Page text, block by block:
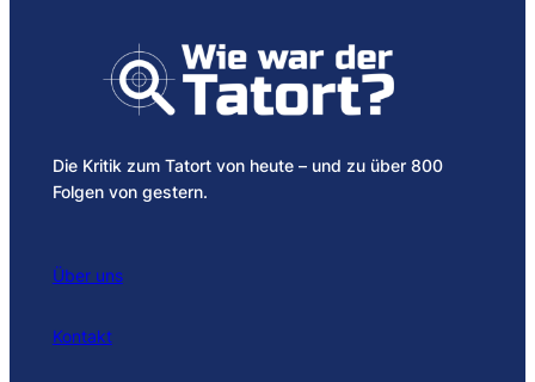
Die Kritik zum Tatort von heute – und zu über 800
Folgen von gestern.
Über uns
Kontakt